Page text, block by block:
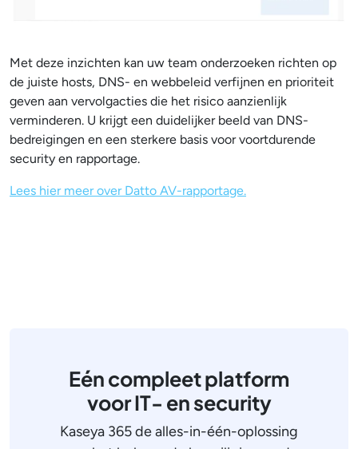
Met deze inzichten kan uw team onderzoeken richten op
de juiste hosts, DNS- en webbeleid verfijnen en prioriteit
geven aan vervolgacties die het risico aanzienlijk
verminderen. U krijgt een duidelijker beeld van DNS-
bedreigingen en een sterkere basis voor voortdurende
security en rapportage.
Lees hier meer over Datto AV-rapportage.
Eén compleet platform
voor IT- en security
Kaseya 365 de alles-in-één-oplossing